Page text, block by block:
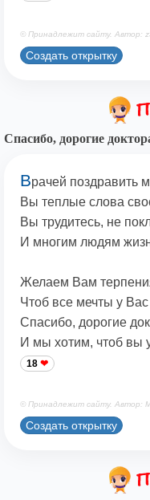
© Принадлежит сайту. Автор:
Создать открытку
Спасибо, дорогие
Врачей поздравить
Вы теплые слова
Вы трудитесь, не
И многим людям
Желаем Вам
Чтоб все мечты у
Спасибо, дорогие
И мы хотим, чтоб вы
18
© Принадлежит сайту. Автор:
Создать открытку